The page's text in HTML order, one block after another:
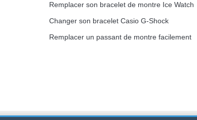
Remplacer son bracelet de montre Ice Watch
Changer son bracelet Casio G-Shock
Remplacer un passant de montre facilement